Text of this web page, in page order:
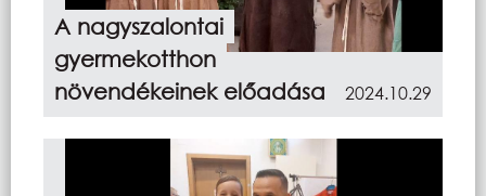
A nagyszalontai
gyermekotthon
növendékeinek előadása
2024.10.29